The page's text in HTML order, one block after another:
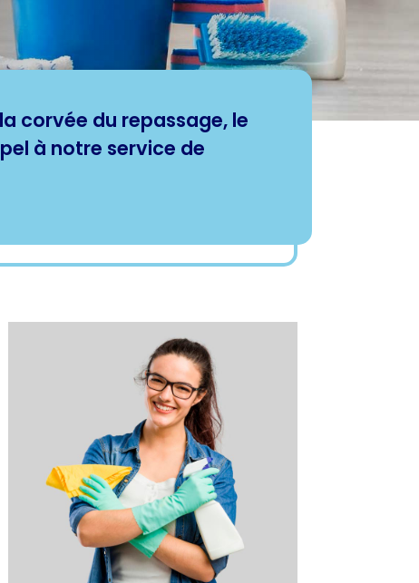
corvée du repassage, le
à notre service de